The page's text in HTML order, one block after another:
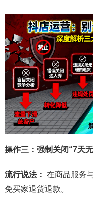
操作三：强制关闭“7天
流行说法： 在商品服务
免买家退货退款。